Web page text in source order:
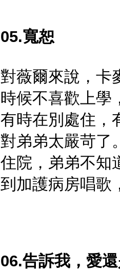
05.寬恕
對薇爾來說，卡
時候不喜歡上學
有時在別處住，
對弟弟太嚴苛了
住院，弟弟不知
到加護病房唱
06.告訴我，愛